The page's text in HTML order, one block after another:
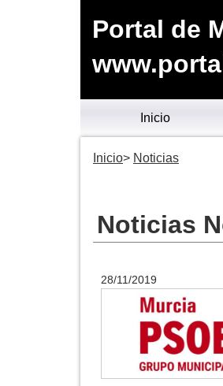
Portal de
Inicio
Inicio Noticias
Noticias
28/11/2019